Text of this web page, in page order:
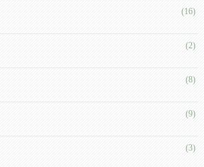
(16)
(2)
(8)
(9)
(3)